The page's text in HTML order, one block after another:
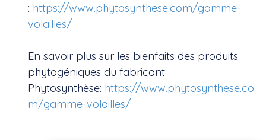
: https://www.phytosynthese.com/gamme-
volailles/
En savoir plus sur les bienfaits des produits
phytogéniques du fabricant
Phytosynthèse: https://www.phytosynthese.co
m/gamme-volailles/